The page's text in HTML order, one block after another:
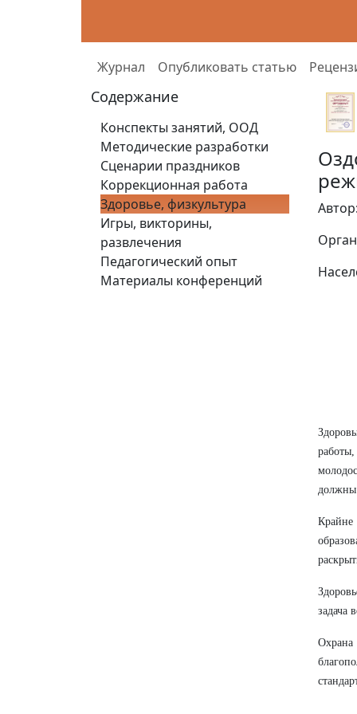
Журнал Опубликовать статью
Содержание
Конспекты занятий, ООД
Методические разработки
Сценарии праздников
Коррекционная работа
Здоровье, физкультура
Игры, викторины,
развлечения
Педагогический опыт
Материалы конференций
должны
Крайне
задача
Охрана